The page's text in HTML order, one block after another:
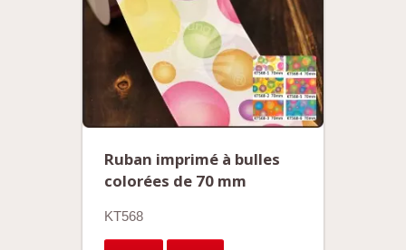
Ruban imprimé à bulles
colorées de 70 mm
KT568